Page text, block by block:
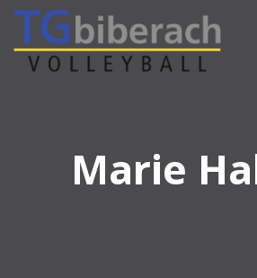
Inhalt
springen
Marie